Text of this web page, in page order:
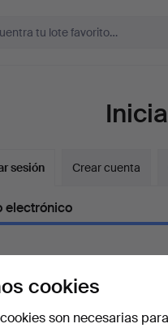
sesión Crear cuenta
electrónico
cookies
son necesarias